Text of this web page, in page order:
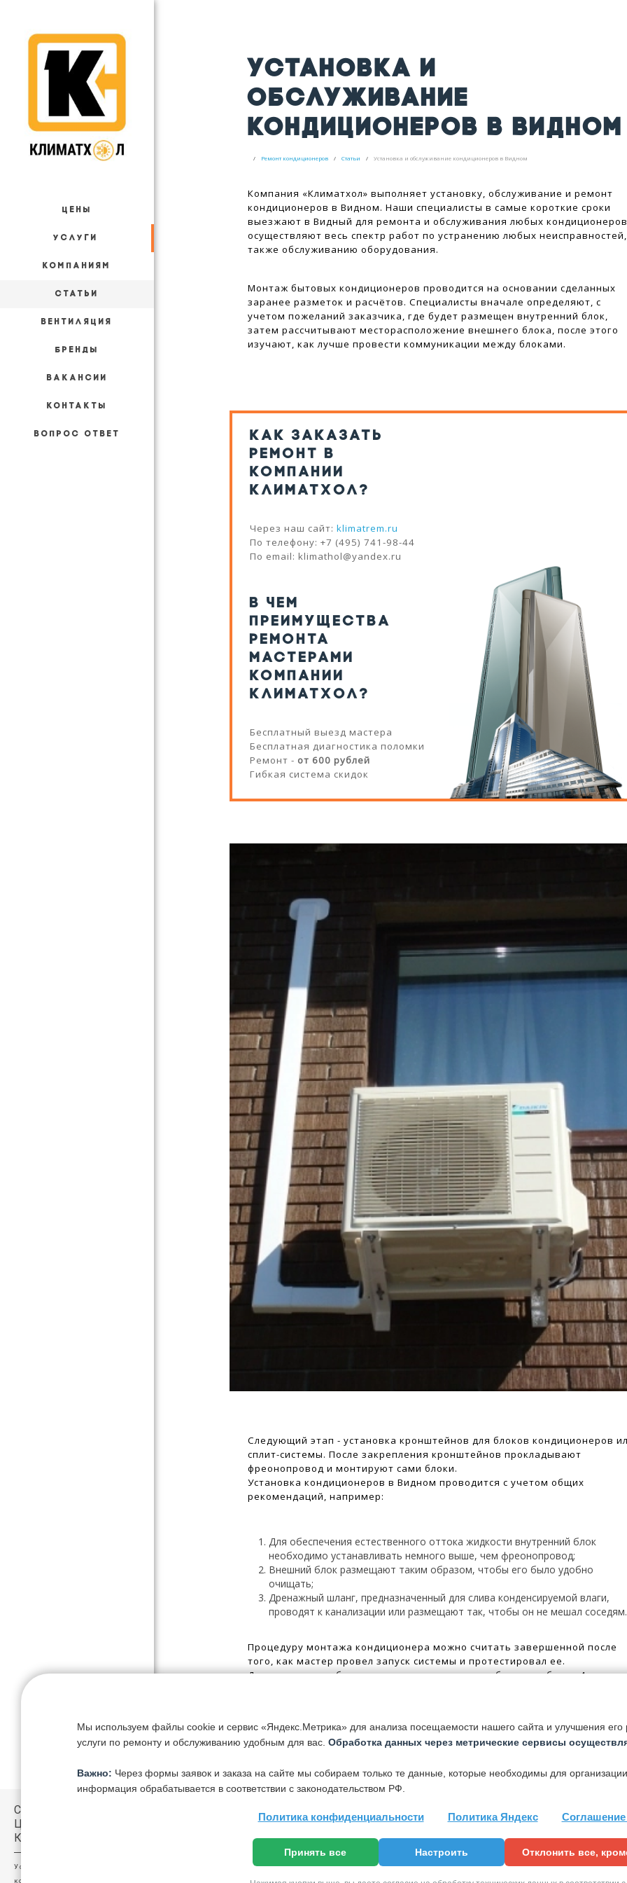
ЦЕНЫ
УСЛУГИ
КОМПАНИЯМ
СТАТЬИ
ВЕНТИЛЯЦИЯ
БРЕНДЫ
ВАКАНСИИ
КОНТАКТЫ
ВОПРОС ОТВЕТ
СЕРВИСНЫЙ
ЦЕНТР
КЛИМАТХОЛ
Установка и обслуживание
кондиционеров и систем
УСТАНОВКА И
ОБСЛУЖИВАНИЕ
КОНДИЦИОНЕРОВ В ВИДНОМ
Ремонт кондиционеров Статьи Установка и обслуживание кондиционеров в Видном
Компания «Климатхол» выполняет установку, обслуживание и ремонт
кондиционеров в Видном. Наши специалисты в самые короткие сроки
выезжают в Видный для ремонта и обслуживания любых
осуществляют весь спектр работ по устранению любых
также обслуживанию оборудования.
Монтаж бытовых кондиционеров проводится на основании сделанных
заранее разметок и расчётов. Специалисты вначале определяют, с
учетом пожеланий заказчика, где будет размещен внутренний блок,
затем рассчитывают месторасположение внешнего блока, после этого
изучают, как лучше провести коммуникации между блоками.
КАК ЗАКАЗАТЬ
РЕМОНТ В
КОМПАНИИ
КЛИМАТХОЛ?
Через наш сайт: klimatrem.ru
По телефону: +7 (495) 741-98-44
По email: klimathol@yandex.ru
В ЧЕМ
ПРЕИМУЩЕСТВА
РЕМОНТА
МАСТЕРАМИ
КОМПАНИИ
КЛИМАТХОЛ?
Бесплатный выезд мастера
Бесплатная диагностика поломки
Ремонт - от 600 рублей
Гибкая система скидок
Следующий этап - установка кронштейнов для блоков кондиционеров
сплит-системы. После закрепления кронштейнов прокладывают
фреонопровод и монтируют сами блоки.
Установка кондиционеров в Видном проводится с учетом общих
рекомендаций, например:
Для обеспечения естественного оттока жидкости внутренний блок
необходимо устанавливать немного выше, чем фреонопровод;
Внешний блок размещают таким образом, чтобы его было удобно
очищать;
Дренажный шланг, предназначенный для слива конденсируемой влаги,
проводят к канализации или размещают так, чтобы он не мешал соседям.
Процедуру монтажа кондиционера можно считать завершенной после
того, как мастер провел запуск системы и протестировал ее.
Длительность работ по установке составляет обычно не более 4 часов.
Для установки, ремонта или обслуживания вашего кондиционера –
Услуги нашей компании:
Обслуживание кондиционеров;
Чистка кондиционеров;
Демонтаж кондиционеров
Мы используем файлы cookie и сервис «Яндекс.Метрика» для анализа посещаемости нашего сайта и улучшения его
услуги по ремонту и обслуживанию удобным для вас. Обработка данных через метрические сервисы
Важно: Через формы заявок и заказа на сайте мы собираем только те данные, которые необходимы для
информация обрабатывается в соответствии с законодательством РФ.
Политика конфиденциальности Политика Яндекс
Принять все Настроить Отклонить все,